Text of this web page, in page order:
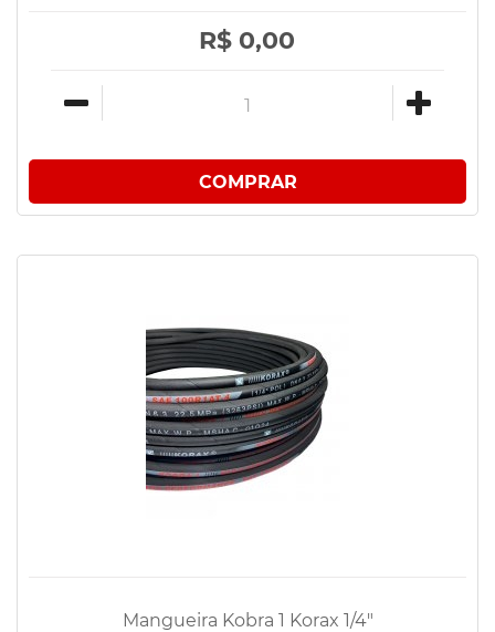
R$ 0,00
Mangueira Kobra 1 Korax 1/4"